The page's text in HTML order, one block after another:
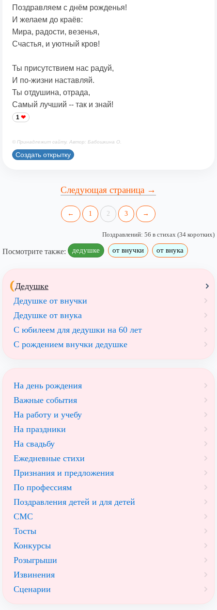
Поздравляем с днём рожденья!
И желаем до краёв:
Мира, радости, везенья,
Счастья, и уютный кров!
Ты присутствием нас радуй,
И по-жизни наставляй.
Ты отдушина, отрада,
Самый лучший -- так и знай!
1
© Принадлежит сайту. Автор: Бабошкина О.
Создать открытку
Следующая страница →
← 1 2 3 →
Поздравлений: 56 в стихах (34 коротких)
Посмотрите также: дедушке от внучки от внука
Дедушке
Дедушке от внучки
Дедушке от внука
С юбилеем для дедушки на 60 лет
С рождением внучки дедушке
На день рождения
Важные события
На работу и учебу
На праздники
На свадьбу
Ежедневные стихи
Признания и предложения
По профессиям
Поздравления детей и для детей
СМС
Тосты
Конкурсы
Розыгрыши
Извинения
Сценарии